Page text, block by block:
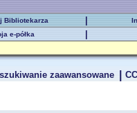
Bibliotekarza
e-półka
zaawansowane